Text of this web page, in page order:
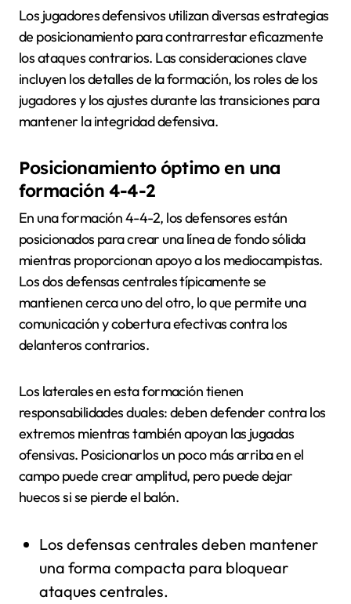
Los jugadores defensivos utilizan diversas estrategias
de posicionamiento para contrarrestar eficazmente
los ataques contrarios. Las consideraciones clave
incluyen los detalles de la formación, los roles de los
jugadores y los ajustes durante las transiciones para
mantener la integridad defensiva.
Posicionamiento óptimo en una
formación 4-4-2
En una formación 4-4-2, los defensores están
posicionados para crear una línea de fondo sólida
mientras proporcionan apoyo a los mediocampistas.
Los dos defensas centrales típicamente se
mantienen cerca uno del otro, lo que permite una
comunicación y cobertura efectivas contra los
delanteros contrarios.
Los laterales en esta formación tienen
responsabilidades duales: deben defender contra los
extremos mientras también apoyan las jugadas
ofensivas. Posicionarlos un poco más arriba en el
campo puede crear amplitud, pero puede dejar
huecos si se pierde el balón.
Los defensas centrales deben mantener
una forma compacta para bloquear
ataques centrales.